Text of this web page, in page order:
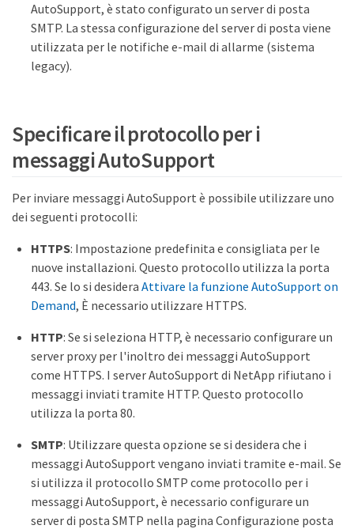
AutoSupport, è stato configurato un server di posta
SMTP. La stessa configurazione del server di posta viene
utilizzata per le notifiche e-mail di allarme (sistema
legacy).
Specificare il protocollo per i
messaggi AutoSupport
Per inviare messaggi AutoSupport è possibile utilizzare uno
dei seguenti protocolli:
HTTPS: Impostazione predefinita e consigliata per le
nuove installazioni. Questo protocollo utilizza la porta
443. Se lo si desidera Attivare la funzione AutoSupport on
Demand, È necessario utilizzare HTTPS.
HTTP: Se si seleziona HTTP, è necessario configurare un
server proxy per l'inoltro dei messaggi AutoSupport
come HTTPS. I server AutoSupport di NetApp rifiutano i
messaggi inviati tramite HTTP. Questo protocollo
utilizza la porta 80.
SMTP: Utilizzare questa opzione se si desidera che i
messaggi AutoSupport vengano inviati tramite e-mail. Se
si utilizza il protocollo SMTP come protocollo per i
messaggi AutoSupport, è necessario configurare un
server di posta SMTP nella pagina Configurazione posta